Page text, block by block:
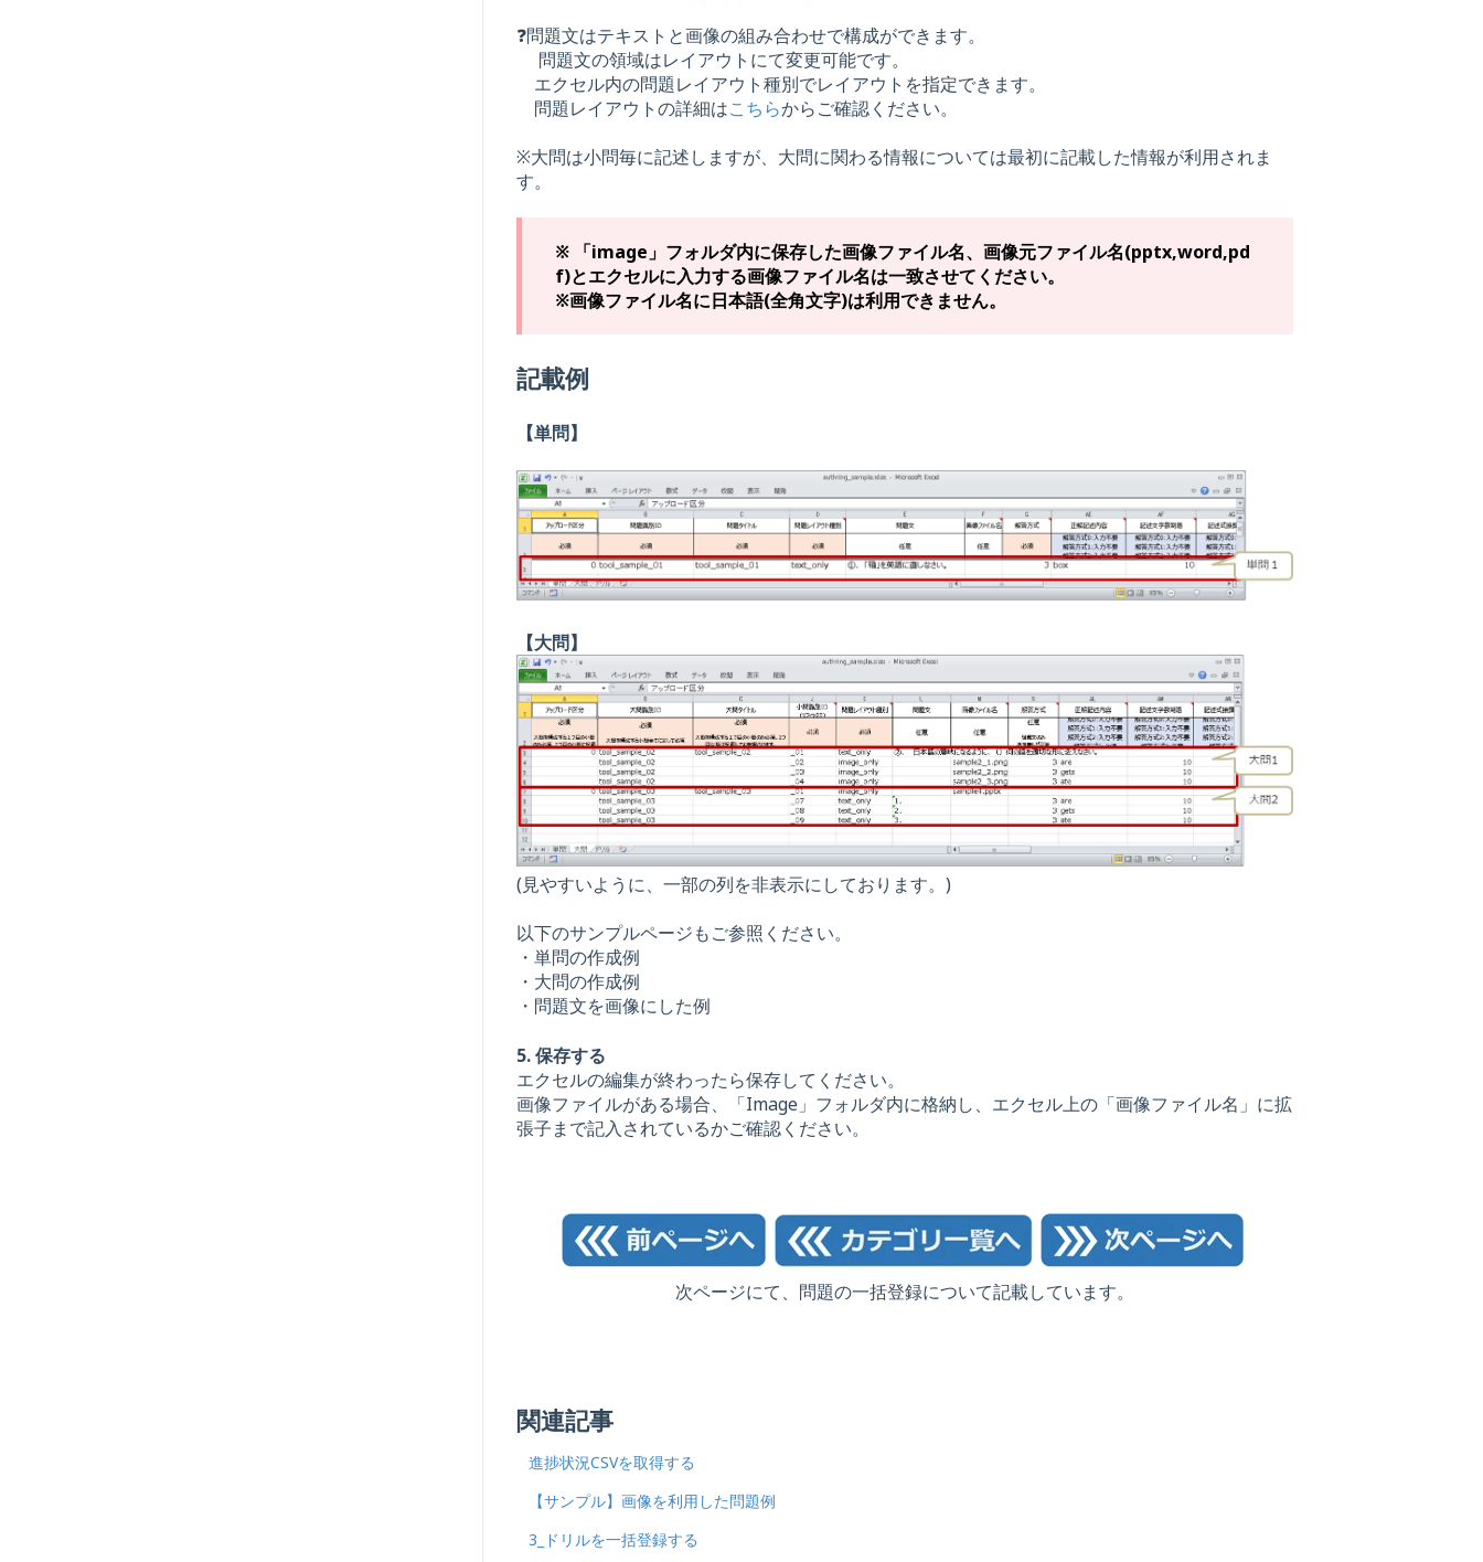
❓問題文はテキストと画像の組み合わせで構成ができます。
問題文の領域はレイアウトにて変更可能です。
エクセル内の問題レイアウト種別でレイアウトを指定できます。
問題レイアウトの詳細はこちらからご確認ください。
※大問は小問毎に記述しますが、大問に関わる情報については最初に記載した情報が利用されま
す。
※ 「image 」フォルダ内に保存した画像ファイル名、画像元ファイル名(pptx,word,pd
f)とエクセルに入力する画像ファイル名は一致させてください。
※画像ファイル名に日本語(全角文字)は利用できません。
記載例
【単問】
【大問】
(見やすいように、一部の列を非表示にしております。)
以下のサンプルページもご参照ください。
・単問の作成例
・大問の作成例
・問題文を画像にした例
5. 保存する
エクセルの編集が終わったら保存してください。
画像ファイルがある場合、「Image」フォルダ内に格納し、エクセル上の「画像ファイル名」に拡
張子まで記入されているかご確認ください。
次ページにて、問題の一括登録について記載しています。
関連記事
進捗状況CSVを取得する
【サンプル】画像を利用した問題例
3_ドリルを一括登録する